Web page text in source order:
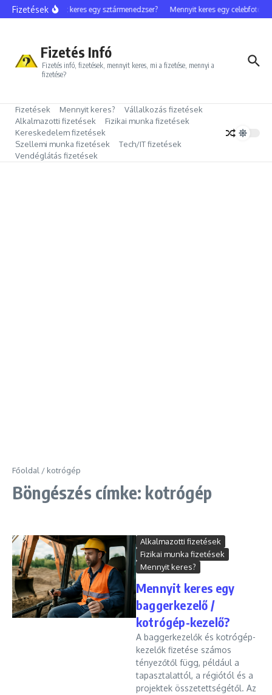
Ugrás a tartalomhoz
FizetésekMennyit keres egy sztármenedzser? Mennyit keres egy celebfotós?
Fizetés Infó
Fizetés infó, fizetések, mennyit keres, mi a fizetése, mennyi a
fizetése?
Fizetések Mennyit keres?
Vállalkozás fizetések
Alkalmazotti fizetések
Fizikai munka fizetések
Kereskedelem fizetések
Szellemi munka fizetések
Tech/IT fizetések
Vendéglátás fizetések
Főoldal / kotrógép
Böngészés címke: kotrógép
Alkalmazotti fizetések
Fizikai munka fizetések
Mennyit keres?
Mennyit keres egy
baggerkezelő /
kotrógép-kezelő?
A baggerkezelők és kotrógép-
kezelők fizetése számos
tényezőtől függ, például a
tapasztalattól, a régiótól és a
projektek összetettségétől. Az